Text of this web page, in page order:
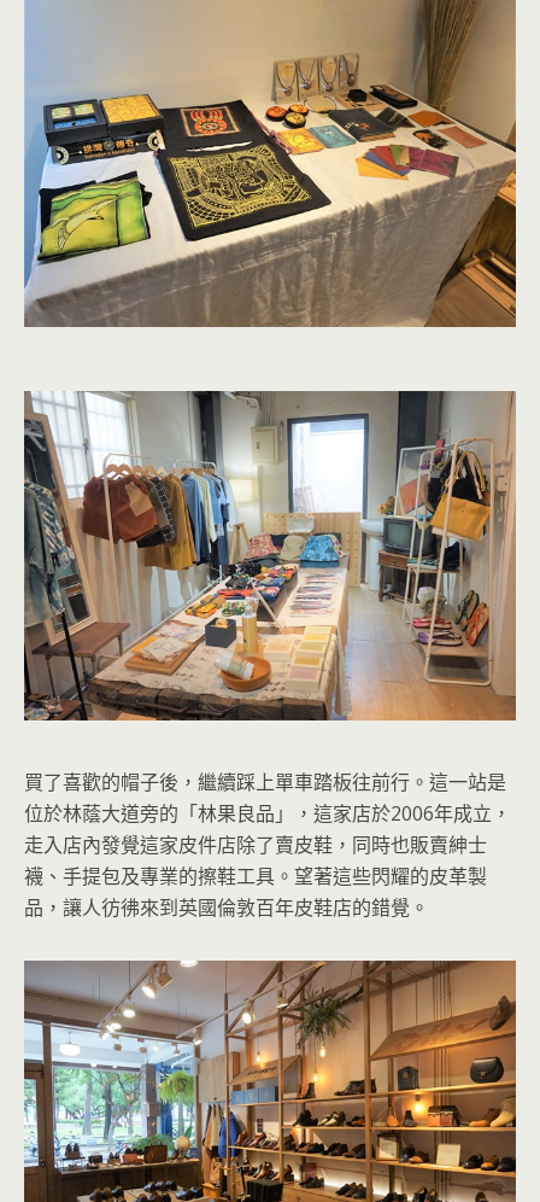
買了喜歡的帽子後，繼續踩上單車踏板往前行。這一站是
位於林蔭大道旁的「林果良品」，這家店於2006年成立，
走入店內發覺這家皮件店除了賣皮鞋，同時也販賣紳士
襪、手提包及專業的擦鞋工具。望著這些閃耀的皮革製
品，讓人彷彿來到英國倫敦百年皮鞋店的錯覺。